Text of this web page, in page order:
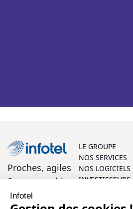
Proches, agiles
& responsables
LE GROUPE
NOS SERVICES
NOS LOGICIELS
INVESTISSEURS
Infotel